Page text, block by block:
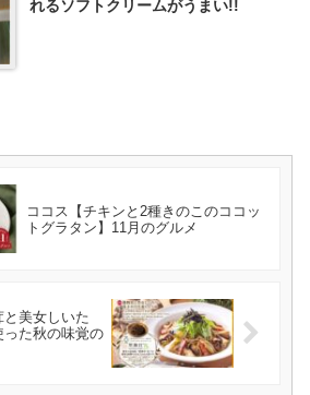
れるソフトクリームがうまい!!
ココス【チキンと2種きのこのココッ
トグラタン】11月のグルメ
美女しいた
った秋の味覚の